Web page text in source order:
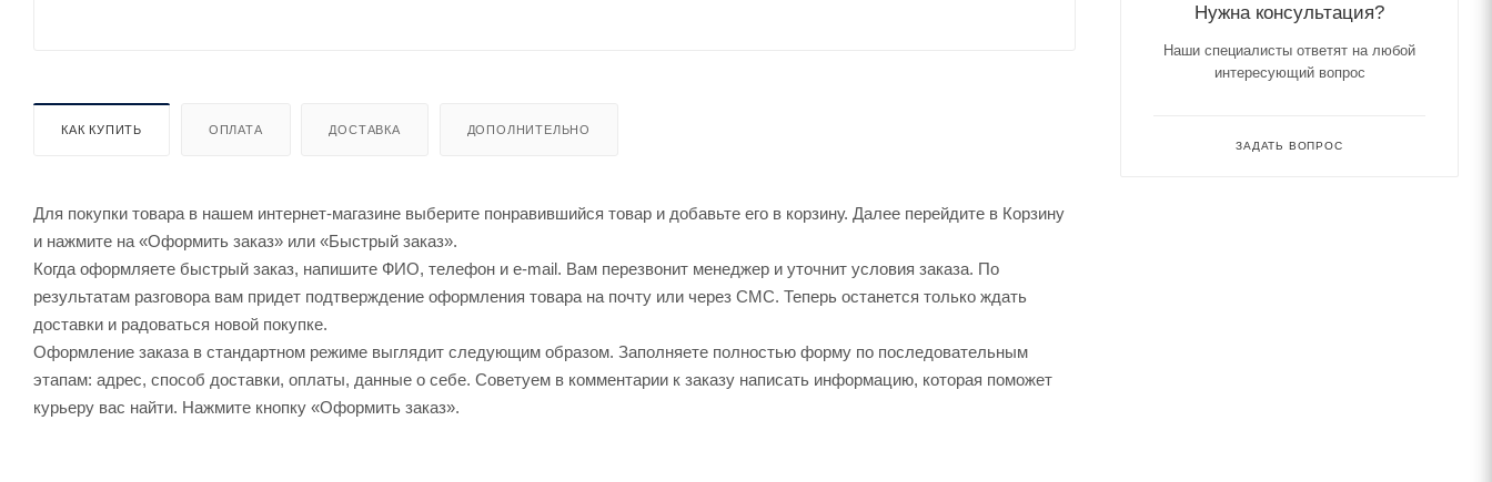
КАК КУПИТЬ ОПЛАТА ДОСТАВКА ДОПОЛНИТЕЛЬНО
Для покупки товара в нашем интернет-магазине выберите понравившийся товар и добавьте его в корзину. Далее перейдите в Корзину
и нажмите на «Оформить заказ» или «Быстрый заказ».
Когда оформляете быстрый заказ, напишите ФИО, телефон и e-mail. Вам перезвонит менеджер и уточнит условия заказа. По
результатам разговора вам придет подтверждение оформления товара на почту или через СМС. Теперь останется только ждать
доставки и радоваться новой покупке.
Оформление заказа в стандартном режиме выглядит следующим образом. Заполняете полностью форму по последовательным
этапам: адрес, способ доставки, оплаты, данные о себе. Советуем в комментарии к заказу написать информацию, которая поможет
курьеру вас найти. Нажмите кнопку «Оформить заказ».
Нужна консультация?
Наши специалисты ответят на любой
интересующий вопрос
ЗАДАТЬ ВОПРОС